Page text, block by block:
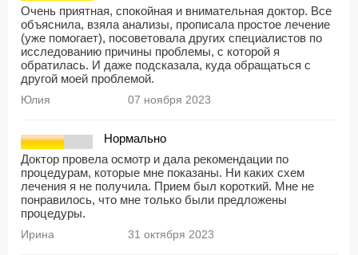
Очень приятная, спокойная и внимательная доктор. Все
объяснила, взяла анализы, прописала простое лечение
(уже помогает), посоветовала других специалистов по
исследованию причины проблемы, с которой я
обратилась. И даже подсказала, куда обращаться с
другой моей проблемой.
Юлия 07 ноября 2023
Нормально
Доктор провела осмотр и дала рекомендации по
процедурам, которые мне показаны. Ни каких схем
лечения я не получила. Прием был короткий. Мне не
понравилось, что мне только были предложены
процедуры.
Ирина 31 октября 2023